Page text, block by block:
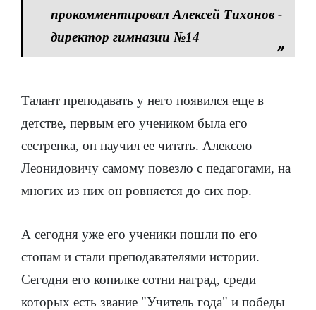
прокомментировал Алексей Тихонов -
директор гимназии №14
Талант преподавать у него появился еще в
детстве, первым его учеником была его
сестренка, он научил ее читать. Алексею
Леонидовичу самому повезло с педагогами, на
многих из них он ровняется до сих пор.
А сегодня уже его ученики пошли по его
стопам и стали преподавателями истории.
Сегодня его копилке сотни наград, среди
которых есть звание "Учитель года" и победы